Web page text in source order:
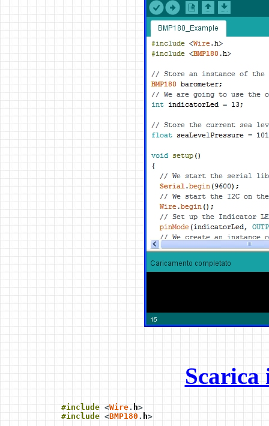
#include <Wire. h>
#include <BMP180 . h>